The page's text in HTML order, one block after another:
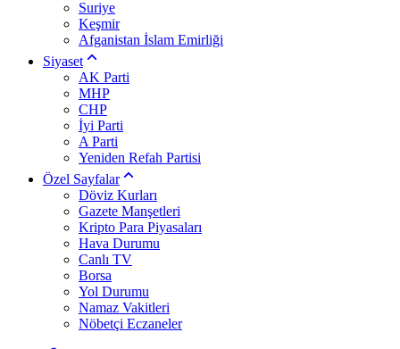
Suriye
Keşmir
Afganistan İslam Emirliği
Siyaset
AK Parti
MHP
CHP
İyi Parti
A Parti
Yeniden Refah Partisi
Özel Sayfalar
Döviz Kurları
Gazete Manşetleri
Kripto Para Piyasaları
Hava Durumu
Canlı TV
Borsa
Yol Durumu
Namaz Vakitleri
Nöbetçi Eczaneler